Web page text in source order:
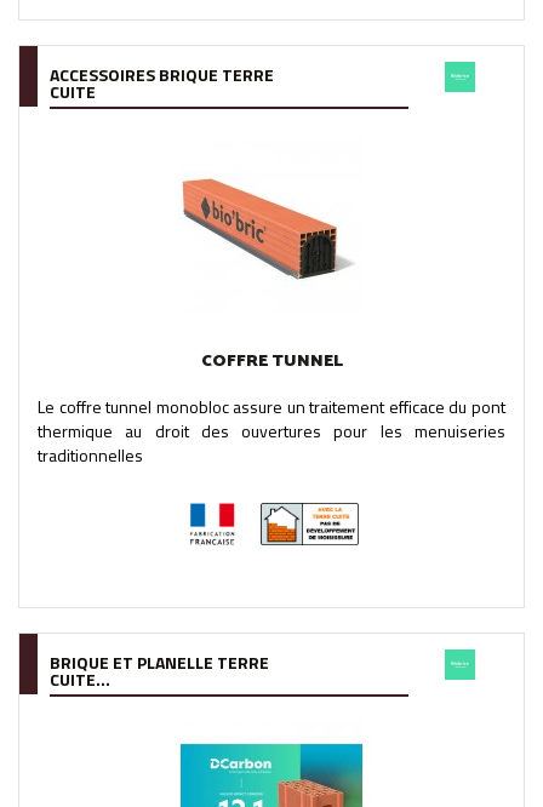
ACCESSOIRES BRIQUE TERRE
CUITE
COFFRE TUNNEL
Le coffre tunnel monobloc assure un traitement efficace du pont
thermique au droit des ouvertures pour les menuiseries
traditionnelles
BRIQUE ET PLANELLE TERRE
CUITE...